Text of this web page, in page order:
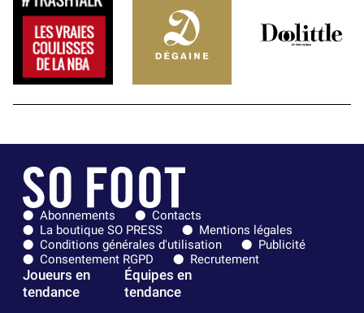
Abonnements
Contacts
La boutique SO PRESS
Mentions légales
Conditions générales d'utilisation
Publicité
Consentement RGPD
Recrutement
Joueurs en
tendance
Équipes en
tendance